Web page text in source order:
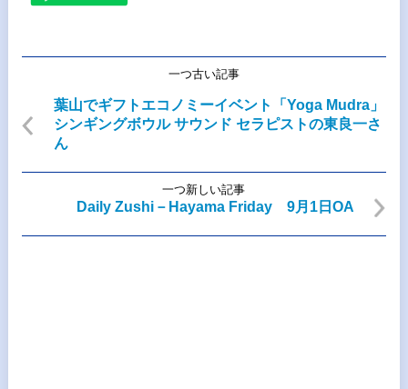
一つ古い記事
葉山でギフトエコノミーイベント「Yoga Mudra」
シンギングボウル サウンド セラピストの東良一さ
ん
一つ新しい記事
Daily Zushi－Hayama Friday 9月1日OA